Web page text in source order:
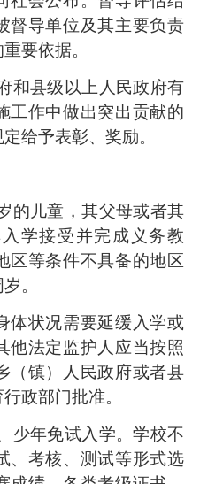
督导单位及其主要负责
要依据。
县级以上人民政府有
工作中做出突出贡献的
给予表彰、奖励。
儿童，其父母或者其
学接受并完成义务教
区等条件不具备的地区
。
状况需要延缓入学或
他法定监护人应当按照
（镇）人民政府或者县
政部门批准。
年免试入学。学校不
、考核、测试等形式选